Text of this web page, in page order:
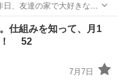
仕組みを知って、月1
万円で話せる自分に！ 52
7月7日